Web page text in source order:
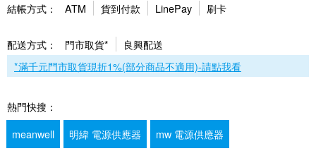
結帳方式： ATM 貨到付款 LinePay 刷卡
配送方式： 門市取貨*
良興配送
*滿千元門市取貨現折1%(部分商品不適用)-請點我看
熱門快搜：
meanwell
明緯 電源供應器 mw 電源供應器